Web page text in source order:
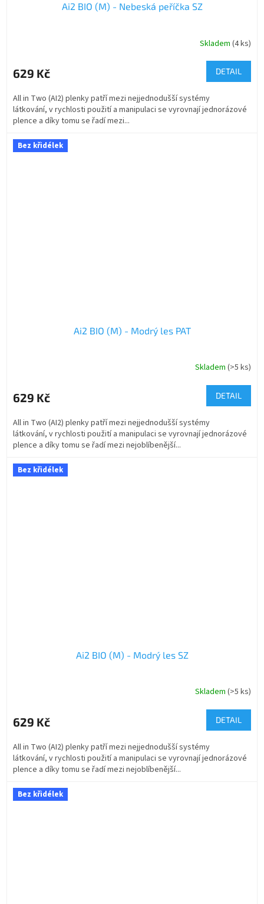
Ai2 BIO (M) - Nebeská peříčka SZ
Skladem (4 ks)
629 Kč DETAIL
All in Two (AI2) plenky patří mezi nejjednodušší systémy
látkování, v rychlosti použití a manipulaci se vyrovnají jednorázové
plence a díky tomu se řadí mezi...
Bez křidélek
Ai2 BIO (M) - Modrý les PAT
Skladem (>5 ks)
629 Kč DETAIL
All in Two (AI2) plenky patří mezi nejjednodušší systémy
látkování, v rychlosti použití a manipulaci se vyrovnají jednorázové
plence a díky tomu se řadí mezi nejoblíbenější...
Bez křidélek
Ai2 BIO (M) - Modrý les SZ
Skladem (>5 ks)
629 Kč DETAIL
All in Two (AI2) plenky patří mezi nejjednodušší systémy
látkování, v rychlosti použití a manipulaci se vyrovnají jednorázové
plence a díky tomu se řadí mezi nejoblíbenější...
Bez křidélek